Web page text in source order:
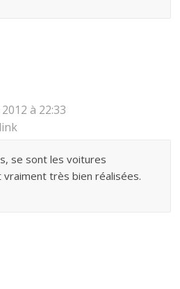
à 22:33
se sont les voitures
vraiment très bien réalisées.